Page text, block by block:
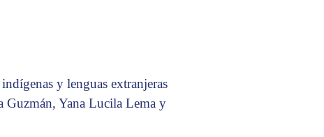
y lenguas extranjeras
Guzmán, Yana Lucila Lema y